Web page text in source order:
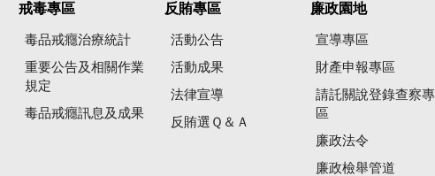
戒毒專區
毒品戒癮治療統計
重要公告及相關作業
規定
毒品戒癮訊息及成果
反賄專區
活動公告
活動成果
法律宣導
反賄選Ｑ＆Ａ
廉政園地
宣導專區
財產申報專區
請託關說登錄查察專
區
廉政法令
廉政檢舉管道